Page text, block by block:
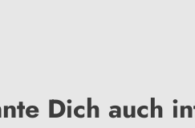
Dich auch